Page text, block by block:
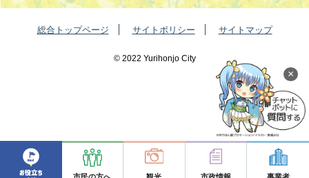
市民の方へ 観光 市政情報 事業者
×
総合トップページ サイトポリシー サイトマップ
©️ 2022 Yurihonjo City